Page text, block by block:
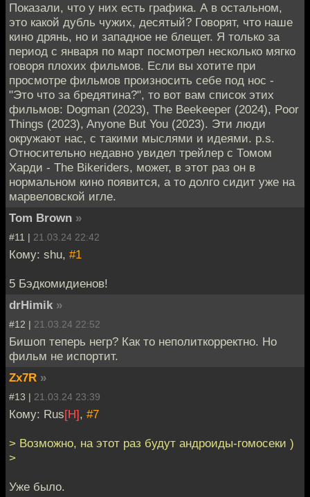
Показали, что у них есть графика. А в остальном,
это какой дубль чужих, десятый? Говорят, что наше
кино дрянь, но и западное не блещет. Я только за
период с января по март посмотрел несколько мягко
говоря плохих фильмов. Если вы хотите при
просмотре фильмов произносить себе под нос -
"Это что за бредятина?", то вот вам список этих
фильмов: Dogman (2023), The Beekeeper (2024), Poor
Things (2023), Anyone But You (2023). Эти люди
окружают нас, с такими мыслями и идеями. p.s.
Относительно недавно увидел трейлер с Томом
Харди - The Bikeriders, может, в этот раз он в
нормальном кино появится, а то долго сидит уже на
марвеловской игле.
Tom Brown »
#11 | 21.03.24 22:42
Кому: shu, #1
5 Бэдкомидиенов!
drHimik »
#12 | 21.03.24 22:52
Бишоп теперь негр? Как то неполиткорректно. Но
фильм не испортит.
Zx7R »
#13 | 21.03.24 23:39
Кому: Rus[H], #7
> Возможно, на этот раз будут андроиды-гомосеки )
>
Уже было.